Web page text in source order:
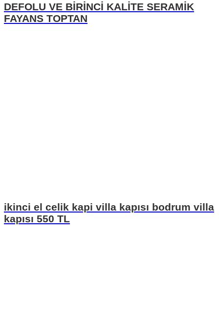
DEFOLU VE BİRİNCİ KALİTE SERAMİK
FAYANS TOPTAN
ikinci el celik kapi villa kapısı bodrum villa
kapısı 550 TL